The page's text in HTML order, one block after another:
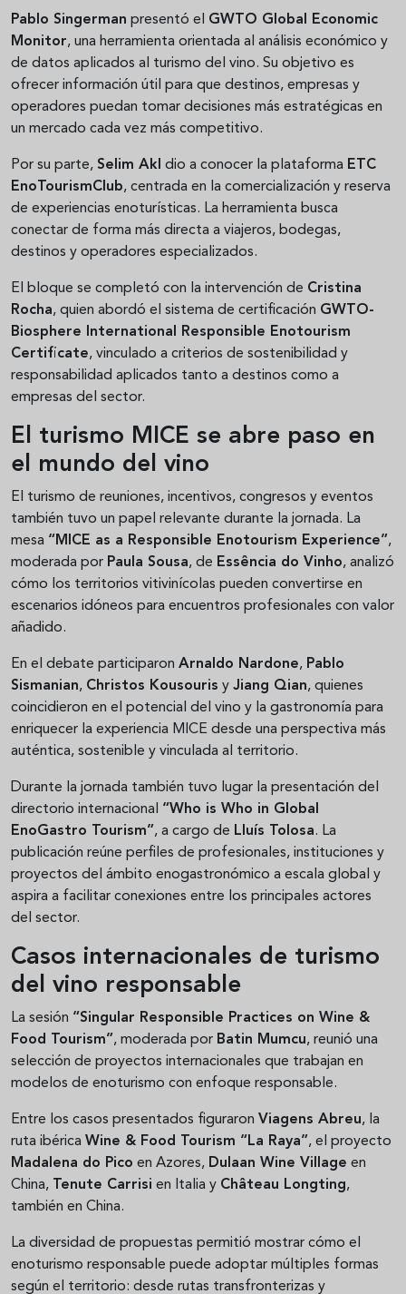
Pablo Singerman presentó el GWTO Global Economic
Monitor, una herramienta orientada al análisis económico y
de datos aplicados al turismo del vino. Su objetivo es
ofrecer información útil para que destinos, empresas y
operadores puedan tomar decisiones más estratégicas en
un mercado cada vez más competitivo.
Por su parte, Selim Akl dio a conocer la plataforma ETC
EnoTourismClub, centrada en la comercialización y reserva
de experiencias enoturísticas. La herramienta busca
conectar de forma más directa a viajeros, bodegas,
destinos y operadores especializados.
El bloque se completó con la intervención de Cristina
Rocha, quien abordó el sistema de certificación GWTO-
Biosphere International Responsible Enotourism
Certificate, vinculado a criterios de sostenibilidad y
responsabilidad aplicados tanto a destinos como a
empresas del sector.
El turismo MICE se abre paso en
el mundo del vino
El turismo de reuniones, incentivos, congresos y eventos
también tuvo un papel relevante durante la jornada. La
mesa “MICE as a Responsible Enotourism Experience”,
moderada por Paula Sousa, de Essência do Vinho, analizó
cómo los territorios vitivinícolas pueden convertirse en
escenarios idóneos para encuentros profesionales con valor
añadido.
En el debate participaron Arnaldo Nardone, Pablo
Sismanian, Christos Kousouris y Jiang Qian, quienes
coincidieron en el potencial del vino y la gastronomía para
enriquecer la experiencia MICE desde una perspectiva más
auténtica, sostenible y vinculada al territorio.
Durante la jornada también tuvo lugar la presentación del
directorio internacional “Who is Who in Global
EnoGastro Tourism”, a cargo de Lluís Tolosa. La
publicación reúne perfiles de profesionales, instituciones y
proyectos del ámbito enogastronómico a escala global y
aspira a facilitar conexiones entre los principales actores
del sector.
Casos internacionales de turismo
del vino responsable
La sesión “Singular Responsible Practices on Wine &
Food Tourism”, moderada por Batin Mumcu, reunió una
selección de proyectos internacionales que trabajan en
modelos de enoturismo con enfoque responsable.
Entre los casos presentados figuraron Viagens Abreu, la
ruta ibérica Wine & Food Tourism “La Raya”, el proyecto
Madalena do Pico en Azores, Dulaan Wine Village en
China, Tenute Carrisi en Italia y Château Longting,
también en China.
La diversidad de propuestas permitió mostrar cómo el
enoturismo responsable puede adoptar múltiples formas
según el territorio: desde rutas transfronterizas y